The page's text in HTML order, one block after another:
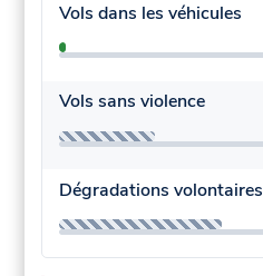
Vols dans les véhicules
Vols sans violence
Dégradations volontaires